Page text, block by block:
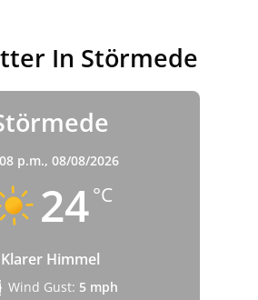
In Störmede
p.m., 08/08/2026
24°C
Klarer Himmel
Wind Gust: 5 mph